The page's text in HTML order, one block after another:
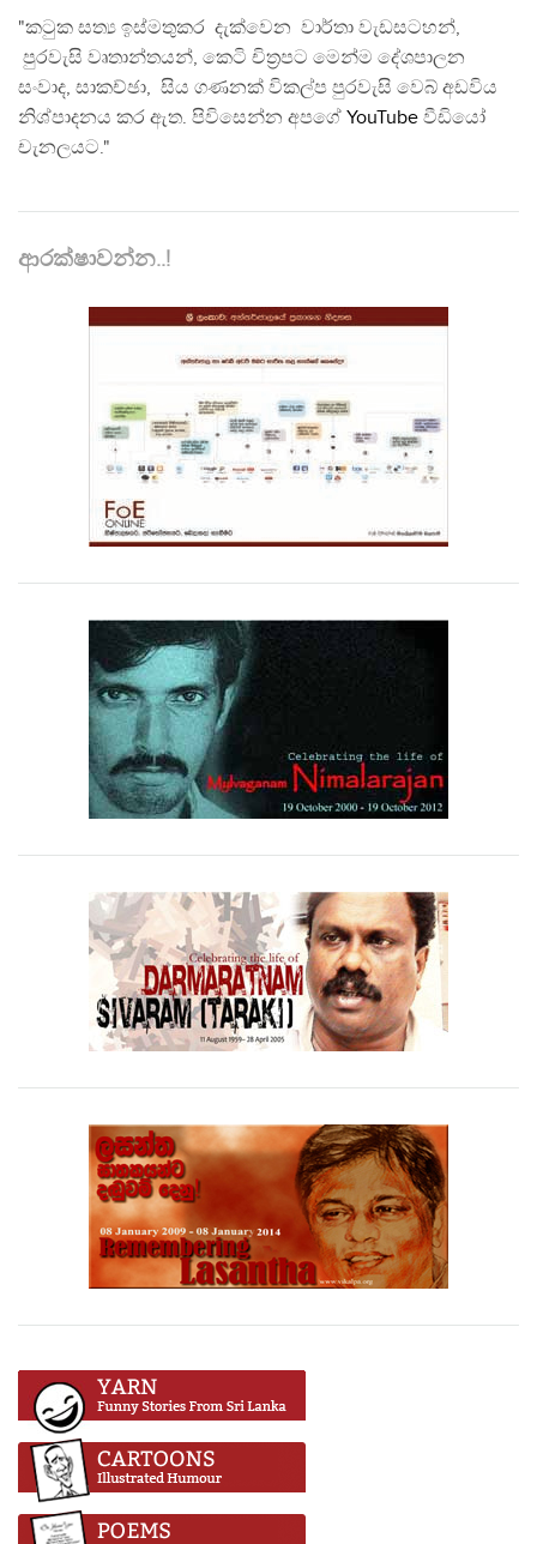
"කටුක සත්‍ය ඉස්මතුකර දැක්වෙන වාර්තා වැඩසටහන්,
පුරවැසි වෘතාන්තයන්, කෙටි චිත්‍රපට මෙන්ම දේශපාලන
සංවාද, සාකච්ඡා, සිය ගණනක් විකල්ප පුරවැසි වෙබ් අඩවිය
නිශ්පාදනය කර ඇත. පිවිසෙන්න අපගේ YouTube වීඩියෝ
චැනලයට."
ආරක්ෂාවන්න..!